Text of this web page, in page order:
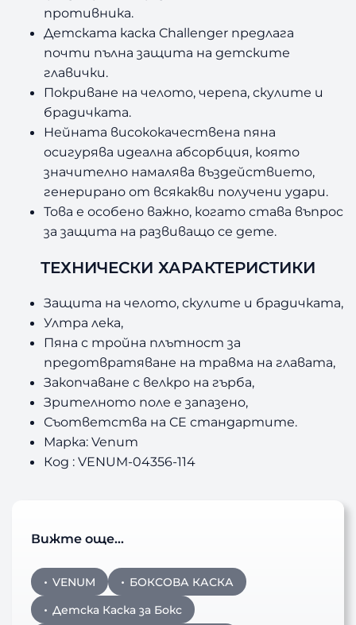
противника.
Детската каска Challenger предлага
почти пълна защита на детските
главички.
Покриване на челото, черепа, скулите и
брадичката.
Нейната висококачествена пяна
осигурява идеална абсорбция, която
значително намалява въздействието,
генерирано от всякакви получени удари.
Това е особено важно, когато става въпрос
за защита на развиващо се дете.
ТЕХНИЧЕСКИ ХАРАКТЕРИСТИКИ
Защита на челото, скулите и брадичката,
Ултра лека,
Пяна с тройна плътност за
предотвратяване на травма на главата,
Закопчаване с велкро на гърба,
Зрителното поле е запазено,
Съответства на CE стандартите.
Марка: Venum
Код : VENUM-04356-114
Вижте още…
VENUM
БОКСОВА КАСКА
Детска Каска за Бокс